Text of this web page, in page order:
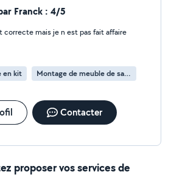
Franck : 4/5
correcte mais je n est pas fait affaire
en kit Montage de meuble de salle de bain en kit
Contacter
proposer vos services de